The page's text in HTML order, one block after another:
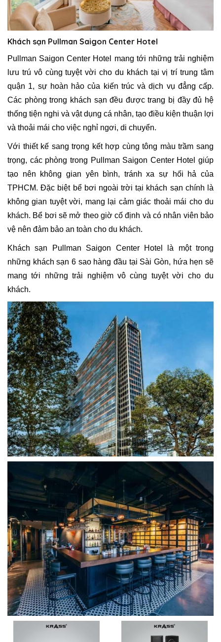
Khách sạn Pullman Saigon Center Hotel
Pullman Saigon Center Hotel mang tới những trải nghiệm
lưu trú vô cùng tuyệt vời cho du khách tại vị trí trung tâm
quận 1, sự hoàn hảo của kiến trúc và dịch vụ đẳng cấp.
Các phòng trong khách sạn đều được trang bị đầy đủ hệ
thống tiện nghi và vật dụng cá nhân, tạo điều kiện thuận lợi
và thoải mái cho việc nghỉ ngơi, di chuyển.
Với thiết kế sang trọng kết hợp cùng tông màu trầm sang
trọng, các phòng trong Pullman Saigon Center Hotel giúp
tạo nên không gian yên bình, tránh xa sự hối hả của
TPHCM. Đặc biệt bể bơi ngoài trời tại khách sạn chính là
không gian tuyệt vời, mang lại cảm giác thoải mái cho du
khách. Bể bơi sẽ mở theo giờ cố định và có nhân viên bảo
vệ nên đảm bảo an toàn cho du khách.
Khách sạn Pullman Saigon Center Hotel là một trong
những khách sạn 6 sao hàng đầu tại Sài Gòn, hứa hẹn sẽ
mang tới những trải nghiệm vô cùng tuyệt vời cho du
khách.